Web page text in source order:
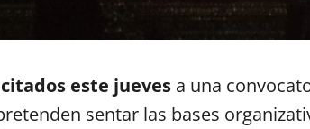
este jueves a una
sentar las bases